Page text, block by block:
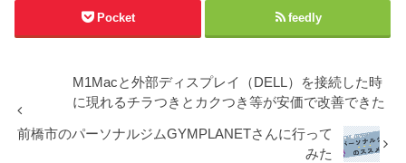
Pocket feedly
M1Macと外部ディスプレイ（DELL）を接続した時
に現れるチラつきとカクつき等が安価で改善できた
前橋市のパーソナルジムGYMPLANETさんに行って
みた